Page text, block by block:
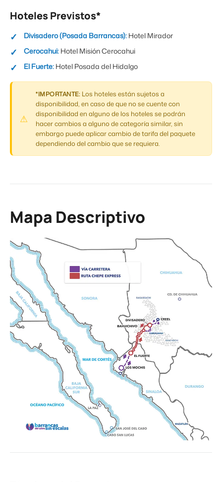
Hoteles Previstos*
Divisadero (Posada Barrancas): Hotel Mirador
Cerocahui: Hotel Misión Cerocahui
El Fuerte: Hotel Posada del Hidalgo
*IMPORTANTE: Los hoteles están sujetos a
disponibilidad, en caso de que no se cuente con
disponibilidad en alguno de los hoteles se podrán
hacer cambios a alguno de categoría similar, sin
embargo puede aplicar cambio de tarifa del paquete
dependiendo del cambio que se requiera.
Mapa Descriptivo